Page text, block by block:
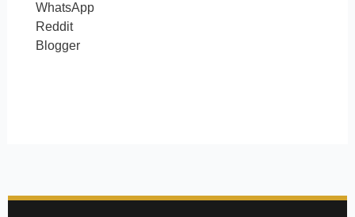
WhatsApp
Reddit
Blogger